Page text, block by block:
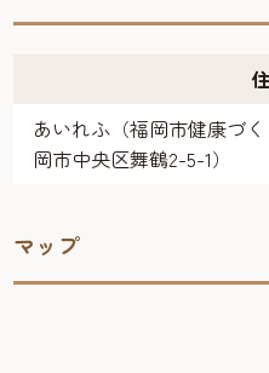
あいれふ（福岡市健康づ
岡市中央区舞鶴2-5-1）
マップ